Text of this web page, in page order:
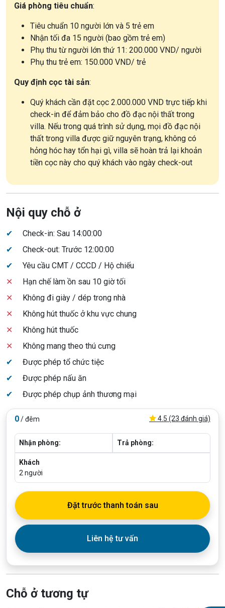
Giá phòng tiêu chuẩn:
Tiêu chuẩn 10 người lớn và 5 trẻ em
Nhận tối đa 15 người (bao gồm trẻ em)
Phụ thu từ người lớn thứ 11: 200.000 VND/ người
Phụ thu trẻ em: 150.000 VND/ trẻ
Quy định cọc tài sản:
Quý khách cần đặt cọc 2.000.000 VND trực tiếp khi
check-in để đảm bảo cho đồ đạc nội thất trong
villa. Nếu trong quá trình sử dụng, mọi đồ đạc nội
thất trong villa được giữ nguyên trạng, không có
hỏng hóc hay tổn hại gì, villa sẽ hoàn trả lại khoản
tiền cọc này cho quý khách vào ngày check-out
Nội quy chỗ ở
✔
Check-in: Sau 14:00:00
✔
Check-out: Trước 12:00:00
✔
Yêu cầu CMT / CCCD / Hộ chiếu
✕
Hạn chế làm ồn sau 10 giờ tối
✕
Không đi giày / dép trong nhà
✕
Không hút thuốc ở khu vực chung
✕
Không hút thuốc
✕
Không mang theo thú cưng
✔
Được phép tổ chức tiệc
✔
Được phép nấu ăn
✔
Được phép chụp ảnh thương mại
0/ đêm 4.5 (23 đánh giá)
Nhận phòng: Trả phòng:
Khách
2 người
Đặt trước thanh toán sau
Liên hệ tư vấn
Chỗ ở tương tự